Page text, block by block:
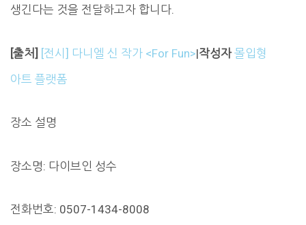
생긴다는 것을 전달하고자 합니다.
[출처] [전시] 다니엘 신 작가 <For Fun>|작성자 몰입형
아트 플랫폼
장소 설명
장소명: 다이브인 성수
전화번호: 0507-1434-8008